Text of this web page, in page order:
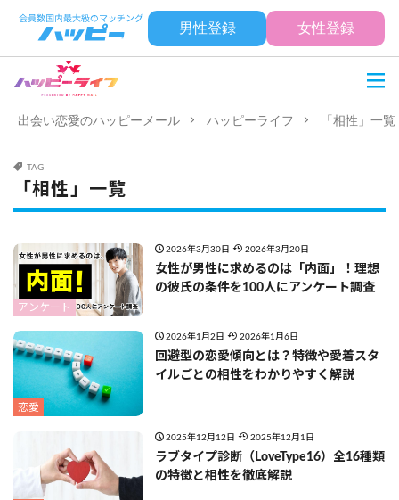
男性登録 女性登録
出会い恋愛のハッピーメール ハッピーライフ 「相性」一覧
TAG
「相性」一覧
アンケート
2026年3月30日 2026年3月20日
女性が男性に求めるのは「内面」！理想
の彼氏の条件を100人にアンケート調査
恋愛
2026年1月2日 2026年1月6日
回避型の恋愛傾向とは？特徴や愛着スタ
イルごとの相性をわかりやすく解説
2025年12月12日 2025年12月1日
ラブタイプ診断（LoveType16）全16種類
の特徴と相性を徹底解説